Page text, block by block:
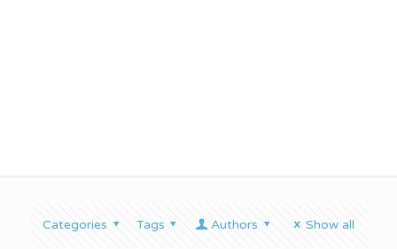
Categories Tags Authors Show all